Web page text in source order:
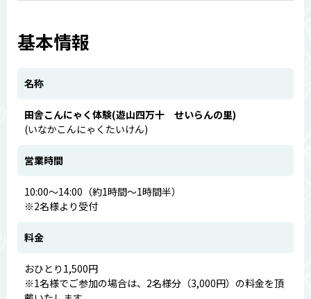
基本情報
名称
田舎こんにゃく体験(遊山四万十 せいらんの里)
(いなかこんにゃくたいけん)
営業時間
10:00～14:00（約1時間～1時間半）
※2名様より受付
料金
おひとり1,500円
※1名様でご参加の場合は、2名様分（3,000円）の料金を頂